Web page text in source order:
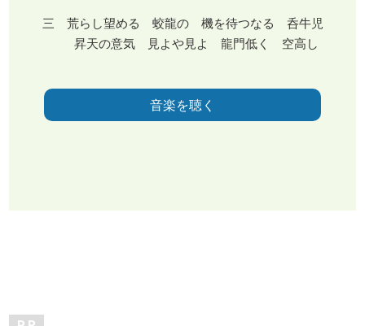
三 荒らし望める 蛟龍の 機を待つなる 呑牛児
昇天の意気 見よや見よ 龍門低く 空高し
音楽を聴く